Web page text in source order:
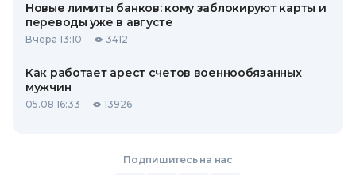
Новые лимиты банков: кому заблокируют карты и
переводы уже в августе
Вчера 13:10 3412
Как работает арест счетов военнообязанных
мужчин
05.08 16:33 13926
Подпишитесь на нас